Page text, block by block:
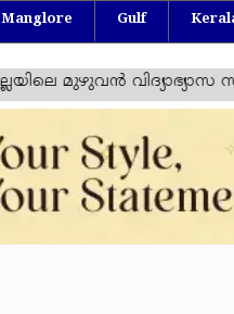
Manglore Gulf